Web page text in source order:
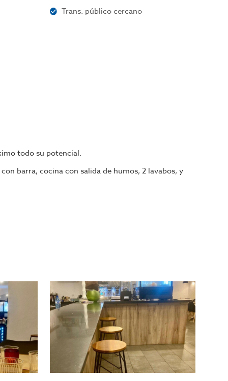
Trans. público cercano
todo su potencial.
barra, cocina con salida de humos, 2 lavabos, y